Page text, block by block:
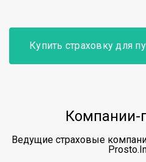
Купить страховку для
Компании-
Ведущие страховые